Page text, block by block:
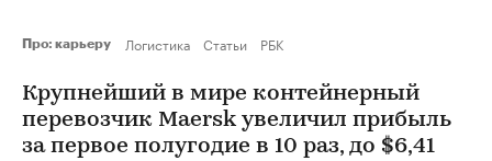
Про: карьеру Логистика Статьи РБК
Крупнейший в мире контейнерный
перевозчик Maersk увеличил прибыль
за первое полугодие в 10 раз, до $6,41